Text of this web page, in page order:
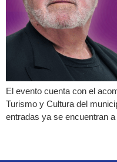
El evento cuenta con el
Turismo y Cultura del
entradas ya se encuentran a